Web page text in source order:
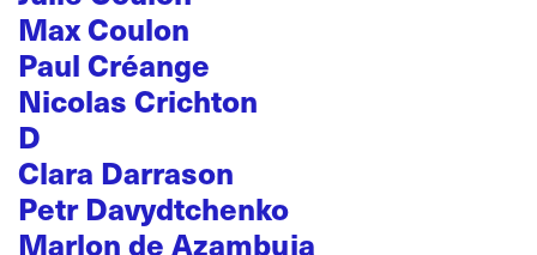
Max Coulon
Paul Créange
Nicolas Crichton
D
Clara Darrason
Petr Davydtchenko
Marlon de Azambuja